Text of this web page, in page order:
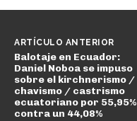
ARTÍCULO ANTERIOR
Balotaje en Ecuador:
Daniel Noboa se impuso
sobre el kirchnerismo /
chavismo / castrismo
ecuatoriano por 55,95%
contra un 44,08%